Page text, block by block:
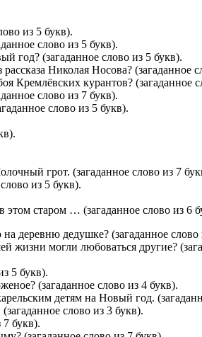
из 5 букв).
слово из 5 букв).
год? (загаданное слово из 5 букв).
Николая Носова? (загаданное
Кремлёвских курантов? (загаданное
слово из 7 букв).
слово из 5 букв).
грот. (загаданное слово из 7
из 5 букв).
этом старом … (загаданное слово из 6
деревню дедушке? (загаданное слово
могли любоваться другие?
5 букв).
(загаданное слово из 4 букв).
детям на Новый год.
слово из 3 букв).
7 букв).